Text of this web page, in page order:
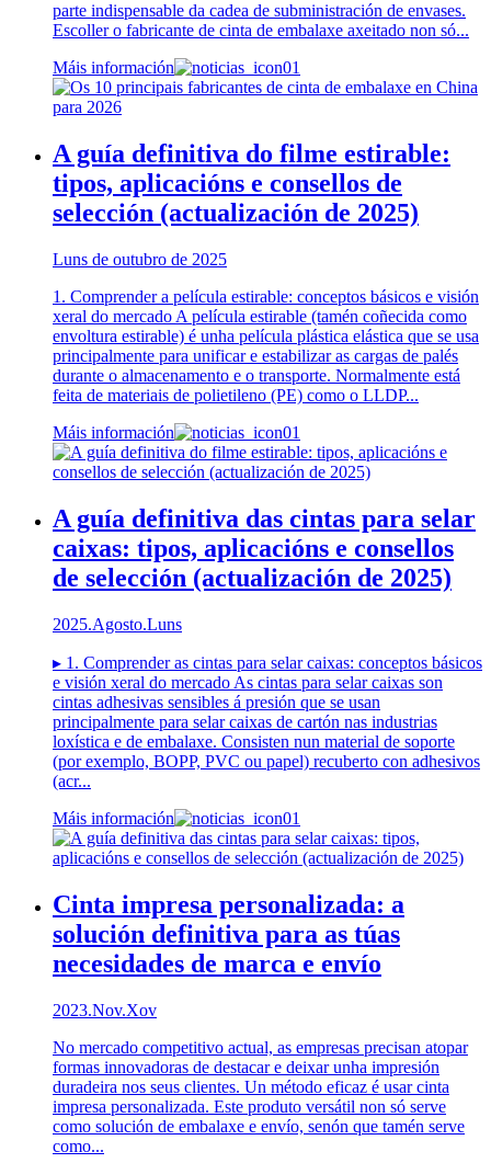
parte indispensable da cadea de subministración de envases.
Escoller o fabricante de cinta de embalaxe axeitado non só...
Máis información
A guía definitiva do filme estirable:
tipos, aplicacións e consellos de
selección (actualización de 2025)
Luns de outubro de 2025
1. Comprender a película estirable: conceptos básicos e visión
xeral do mercado A película estirable (tamén coñecida como
envoltura estirable) é unha película plástica elástica que se usa
principalmente para unificar e estabilizar as cargas de palés
durante o almacenamento e o transporte. Normalmente está
feita de materiais de polietileno (PE) como o LLDP...
Máis información
A guía definitiva das cintas para selar
caixas: tipos, aplicacións e consellos
de selección (actualización de 2025)
2025.Agosto.Luns
▸ 1. Comprender as cintas para selar caixas: conceptos básicos
e visión xeral do mercado As cintas para selar caixas son
cintas adhesivas sensibles á presión que se usan
principalmente para selar caixas de cartón nas industrias
loxística e de embalaxe. Consisten nun material de soporte
(por exemplo, BOPP, PVC ou papel) recuberto con adhesivos
(acr...
Máis información
Cinta impresa personalizada: a
solución definitiva para as túas
necesidades de marca e envío
2023.Nov.Xov
No mercado competitivo actual, as empresas precisan atopar
formas innovadoras de destacar e deixar unha impresión
duradeira nos seus clientes. Un método eficaz é usar cinta
impresa personalizada. Este produto versátil non só serve
como solución de embalaxe e envío, senón que tamén serve
como...